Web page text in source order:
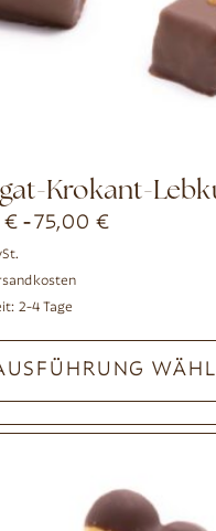
Krokant-
€ -75,00€
2-4 Tage